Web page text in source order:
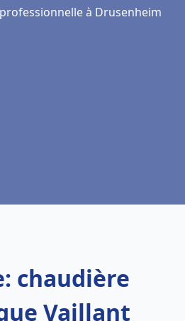
à Drusenheim
chaudière
Vaillant